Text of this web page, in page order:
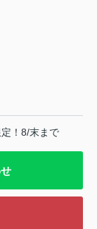
！8/末まで